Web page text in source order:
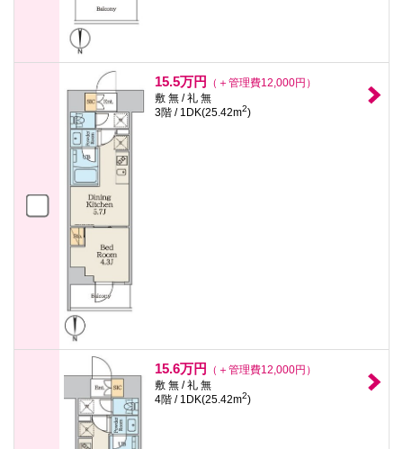
15.5万円
（＋管理費12,000円）
敷 無 / 礼 無
3階 / 1DK(25.42m2)
15.6万円
（＋管理費12,000円）
敷 無 / 礼 無
4階 / 1DK(25.42m2)